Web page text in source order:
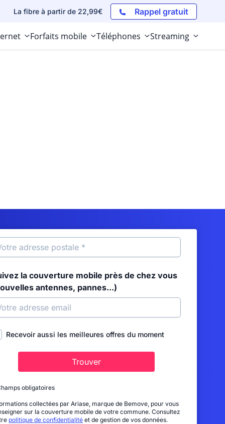
La fibre à partir de 22,99€ Rappel gratuit
Forfaits mobile Téléphones Streaming
la couverture mobile près de chez vous
antennes, pannes...)
Recevoir aussi les meilleures offres du moment
Trouver
obligatoires
collectées par Ariase, marque de Bemove, pour vous
sur la couverture mobile de votre commune. Consultez
politique de confidentialité et de gestion de vos données.